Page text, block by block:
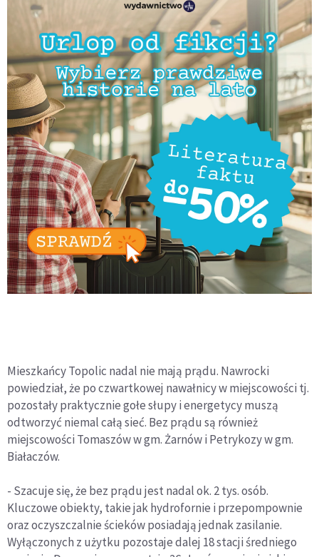
Mieszkańcy Topolic nadal nie mają prądu. Nawrocki
powiedział, że po czwartkowej nawałnicy w miejscowości tj.
pozostały praktycznie gołe słupy i energetycy muszą
odtworzyć niemal całą sieć. Bez prądu są również
miejscowości Tomaszów w gm. Żarnów i Petrykozy w gm.
Białaczów.
- Szacuje się, że bez prądu jest nadal ok. 2 tys. osób.
Kluczowe obiekty, takie jak hydrofornie i przepompownie
oraz oczyszczalnie ścieków posiadają jednak zasilanie.
Wyłączonych z użytku pozostaje dalej 18 stacji średniego